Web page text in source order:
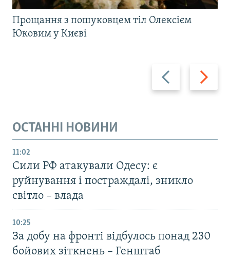
Назад Вперед
Прощання з пошуковцем тіл Олексієм
Юковим у Києві
ОСТАННІ НОВИНИ
11:02
Сили РФ атакували Одесу: є
руйнування і постраждалі, зникло
світло – влада
10:25
За добу на фронті відбулось понад 230
бойових зіткнень – Генштаб